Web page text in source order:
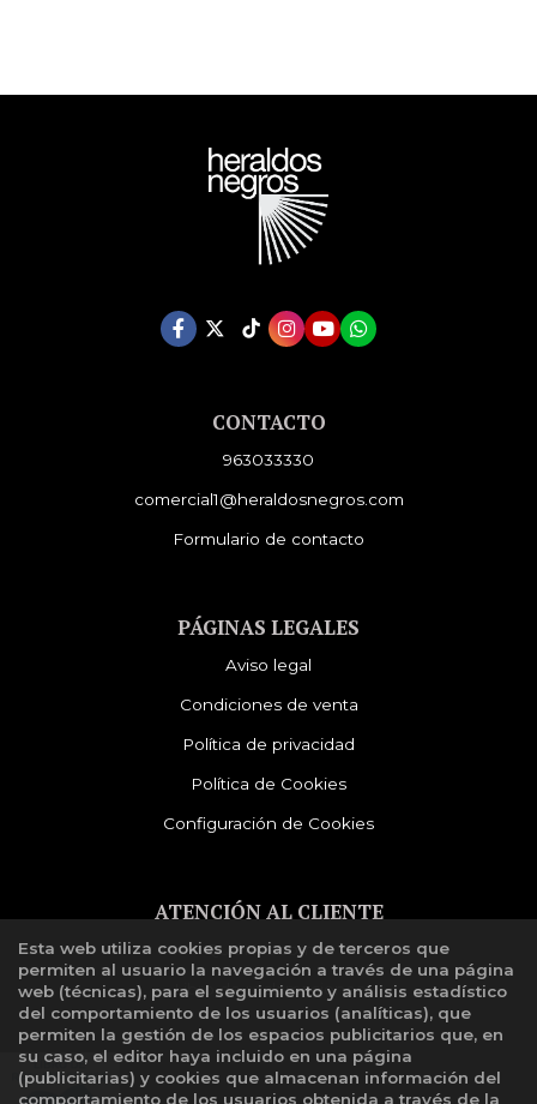
CONTACTO
963033330
comercial1@heraldosnegros.com
Formulario de contacto
PÁGINAS LEGALES
Aviso legal
Condiciones de venta
Política de privacidad
Política de Cookies
Configuración de Cookies
ATENCIÓN AL CLIENTE
Quiénes somos
Libro de reclamaciones
Esta web utiliza cookies propias y de terceros que
permiten al usuario la navegación a través de una página
web (técnicas), para el seguimiento y análisis estadístico
del comportamiento de los usuarios (analíticas), que
permiten la gestión de los espacios publicitarios que, en
su caso, el editor haya incluido en una página
(publicitarias) y cookies que almacenan información del
comportamiento de los usuarios obtenida a través de la